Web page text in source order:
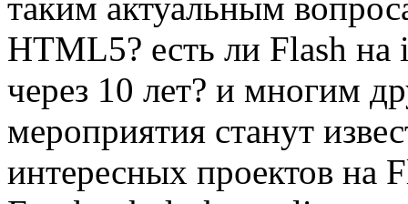
HTML5? есть ли Flash
через 10 лет? и многим
мероприятия станут
интересных проектов на